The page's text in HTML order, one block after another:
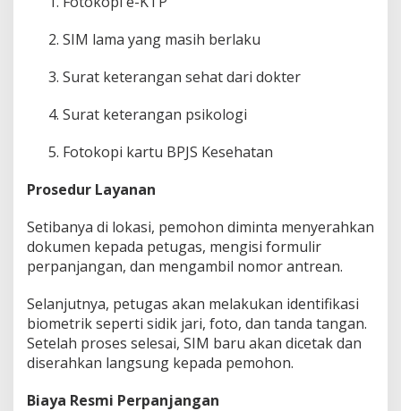
SIM lama yang masih berlaku
Surat keterangan sehat dari dokter
Surat keterangan psikologi
Fotokopi kartu BPJS Kesehatan
Prosedur Layanan
Setibanya di lokasi, pemohon diminta menyerahkan
dokumen kepada petugas, mengisi formulir
perpanjangan, dan mengambil nomor antrean.
Selanjutnya, petugas akan melakukan identifikasi
biometrik seperti sidik jari, foto, dan tanda tangan.
Setelah proses selesai, SIM baru akan dicetak dan
diserahkan langsung kepada pemohon.
Biaya Resmi Perpanjangan